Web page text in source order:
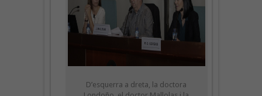
D’esquerra a dreta, la doctora